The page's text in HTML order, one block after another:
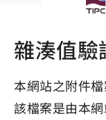
雜湊值驗
本網站之附件
該檔案是由本